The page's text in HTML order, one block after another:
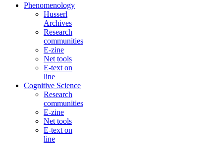
Phenomenology
Husserl
Archives
Research
communities
E-zine
Net tools
E-text on
line
Cognitive Science
Research
communities
E-zine
Net tools
E-text on
line